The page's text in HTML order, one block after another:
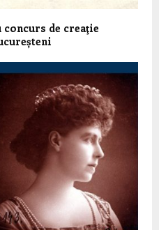
concurs de creaţie